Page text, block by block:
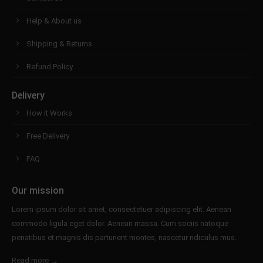
About us
Lorem ipsum dolor sit amet, consectetuer
parturient montes, nascetur ridiculus mus. Donec
quam felis, ultricies nec.
Help & About us
Shipping & Returns
Refund Policy
Delivery
How it Works
Free Delivery
FAQ
Our mission
Lorem ipsum dolor sit amet, consectetuer adipiscing elit. Aenean
commodo ligula eget dolor. Aenean massa. Cum sociis natoque
penatibus et magnis dis parturient montes, nascetur ridiculus mus.
Read more →